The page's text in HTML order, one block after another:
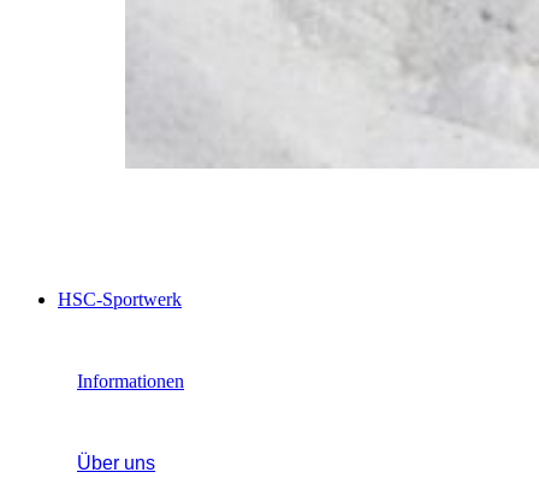
HSC-Sportwerk
Informationen
Über uns